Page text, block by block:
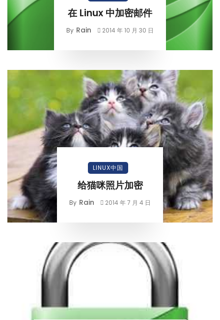
在 Linux 中加密邮件
By Rain 2014 年 10 月 30 日
LINUX中国
给猫咪照片加密
By Rain 2014 年 7 月 4 日